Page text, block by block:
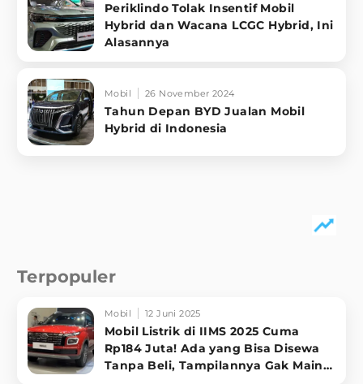
Periklindo Tolak Insentif Mobil
Hybrid dan Wacana LCGC Hybrid, Ini
Alasannya
Mobil 26 November 2024
Tahun Depan BYD Jualan Mobil
Hybrid di Indonesia
Terpopuler
Mobil 12 Juni 2025
Mobil Listrik di IIMS 2025 Cuma
Rp184 Juta! Ada yang Bisa Disewa
Tanpa Beli, Tampilannya Gak Main-